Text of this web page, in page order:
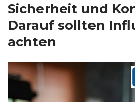
Sicherheit und
Darauf sollten
achten